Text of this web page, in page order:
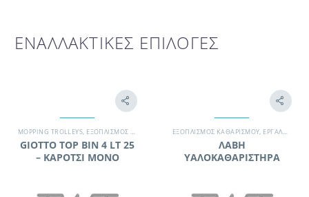
ΕΝΑΛΛΑΚΤΙΚΕΣ ΕΠΙΛΟΓΕΣ
MOPPING TROLLEYS, ΕΞΟΠΛΙΣΜΌΣ ΚΑΘΑΡΙΣΜΟΎ ,ΕΡΓΑΛΕΊΑ ΚΑΘΑΡΙΣΜΟΎ,ΣΥΝΕΡΓΕΊΟ
GIOTTO TOP BIN 4 LT 25
– ΚΑΡΟΤΣΙ ΜΟΝΟ
ΕΞΟΠΛΙΣΜΌΣ ΚΑΘΑΡΙΣΜΟΎ, ΕΡΓΑΛΕΊΑ ΚΑΘΑΡΙΣΜΟΎ
ΛΑΒΗ
ΥΑΛΟΚΑΘΑΡΙΣΤΗΡΑ